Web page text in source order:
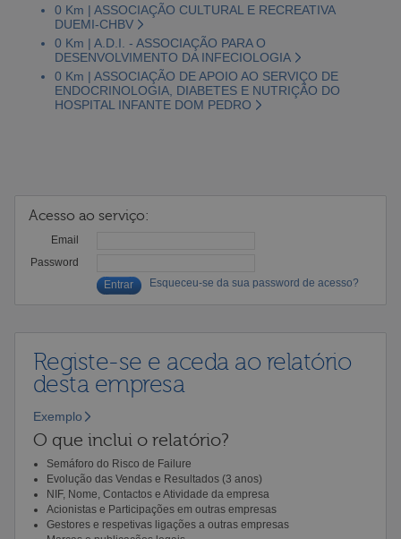
0 Km | ASSOCIAÇÃO CULTURAL E RECREATIVA
DUEMI-CHBV
0 Km | A.D.I. - ASSOCIAÇÃO PARA O
DESENVOLVIMENTO DA INFECIOLOGIA
0 Km | ASSOCIAÇÃO DE APOIO AO SERVIÇO DE
ENDOCRINOLOGIA, DIABETES E NUTRIÇÃO DO
HOSPITAL INFANTE DOM PEDRO
Acesso ao serviço:
Email
Password
Esqueceu-se da sua password de acesso?
Registe-se e aceda ao relatório
desta empresa
Exemplo
O que inclui o relatório?
Semáforo do Risco de Failure
Evolução das Vendas e Resultados (3 anos)
NIF, Nome, Contactos e Atividade da empresa
Acionistas e Participações em outras empresas
Gestores e respetivas ligações a outras empresas